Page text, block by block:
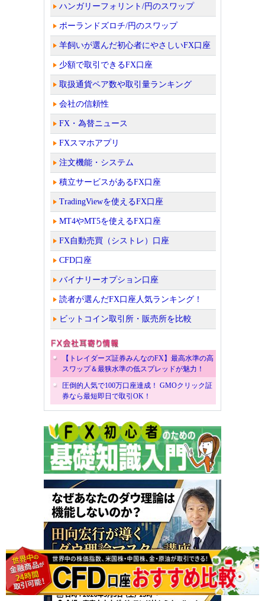
ハンガリーフォリント/円のスワップ
ポーランドズロチ/円のスワップ
羊飼いが選んだ初心者にやさしいFX口座
少額で取引できるFX口座
取扱通貨ペア数や取引量ランキング
会社の信頼性
FX・為替ニュース
FXスマホアプリ
注文機能・システム
積立サービスがあるFX口座
TradingViewを使えるFX口座
MT4やMT5を使えるFX口座
FX自動売買（シストレ）口座
CFD口座
バイナリーオプション口座
読者が選んだFX口座人気ランキング！
ビットコイン取引所・販売所を比較
【トレイダーズ証券みんなのFX】最高水準の高
スワップ＆最狭水準の低スプレッドが魅力！
圧倒的人気で100万口座達成！ GMOクリック証
券なら最短即日で取引OK！